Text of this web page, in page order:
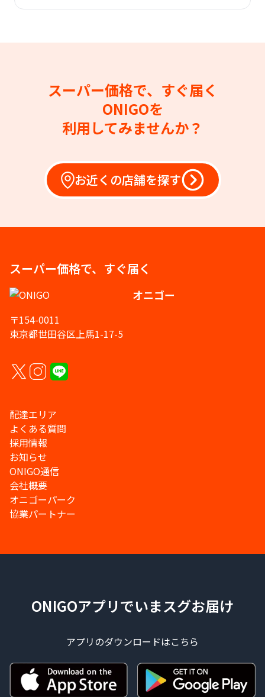
スーパー価格で、すぐ届く
ONIGOを
利用してみませんか？
お近くの店舗を探す
スーパー価格で、すぐ届く
オニゴー
〒154-0011
東京都世田谷区上馬1-17-5
配達エリア
よくある質問
採用情報
お知らせ
ONIGO通信
会社概要
オニゴーパーク
協業パートナー
ONIGOアプリでいまスグお届け
アプリのダウンロードはこちら